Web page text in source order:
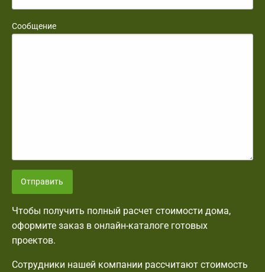
Сообщение
Отправить
Чтобы получить полный расчет стоимости дома,
оформите заказ в онлайн-каталоге готовых
проектов.
Сотрудники нашей компании рассчитают стоимость